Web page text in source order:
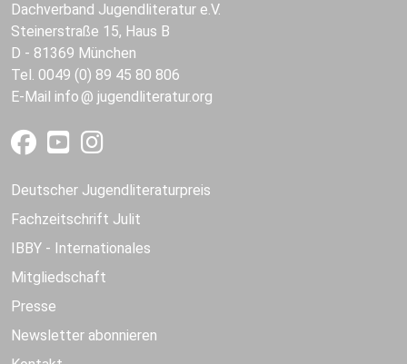
Dachverband Jugendliteratur e.V.
Steinerstraße 15, Haus B
D - 81369 München
Tel. 0049 (0) 89 45 80 806
E-Mail info jugendliteratur.org
Deutscher Jugendliteraturpreis
Fachzeitschrift Julit
IBBY - Internationales
Mitgliedschaft
Presse
Newsletter abonnieren